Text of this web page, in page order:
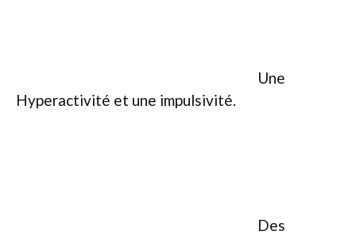
Une
Hyperactivité et une impulsivité.
Des